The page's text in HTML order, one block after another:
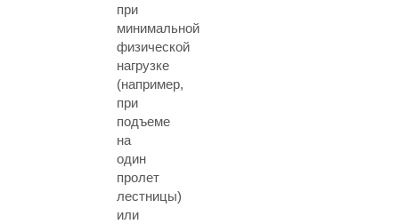
при
минимальной
физической
нагрузке
(например,
при
подъеме
на
один
пролет
лестницы)
или